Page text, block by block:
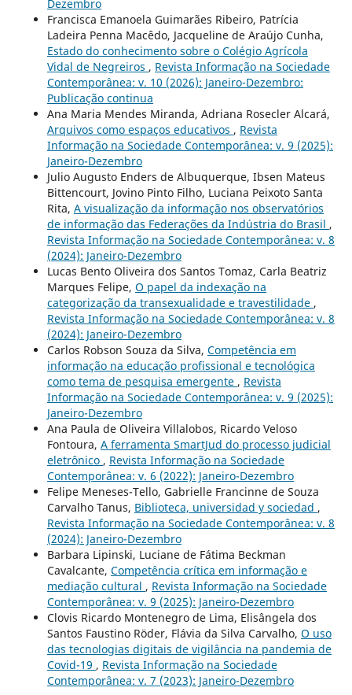
Dezembro
Francisca Emanoela Guimarães Ribeiro, Patrícia
Ladeira Penna Macêdo, Jacqueline de Araújo Cunha,
Estado do conhecimento sobre o Colégio Agrícola
Vidal de Negreiros , Revista Informação na Sociedade
Contemporânea: v. 10 (2026): Janeiro-Dezembro:
Publicação continua
Ana Maria Mendes Miranda, Adriana Rosecler Alcará,
Arquivos como espaços educativos , Revista
Informação na Sociedade Contemporânea: v. 9 (2025):
Janeiro-Dezembro
Julio Augusto Enders de Albuquerque, Ibsen Mateus
Bittencourt, Jovino Pinto Filho, Luciana Peixoto Santa
Rita, A visualização da informação nos observatórios
de informação das Federações da Indústria do Brasil ,
Revista Informação na Sociedade Contemporânea: v. 8
(2024): Janeiro-Dezembro
Lucas Bento Oliveira dos Santos Tomaz, Carla Beatriz
Marques Felipe, O papel da indexação na
categorização da transexualidade e travestilidade ,
Revista Informação na Sociedade Contemporânea: v. 8
(2024): Janeiro-Dezembro
Carlos Robson Souza da Silva, Competência em
informação na educação profissional e tecnológica
como tema de pesquisa emergente , Revista
Informação na Sociedade Contemporânea: v. 9 (2025):
Janeiro-Dezembro
Ana Paula de Oliveira Villalobos, Ricardo Veloso
Fontoura, A ferramenta SmartJud do processo judicial
eletrônico , Revista Informação na Sociedade
Contemporânea: v. 6 (2022): Janeiro-Dezembro
Felipe Meneses-Tello, Gabrielle Francinne de Souza
Carvalho Tanus, Biblioteca, universidad y sociedad ,
Revista Informação na Sociedade Contemporânea: v. 8
(2024): Janeiro-Dezembro
Barbara Lipinski, Luciane de Fátima Beckman
Cavalcante, Competência crítica em informação e
mediação cultural , Revista Informação na Sociedade
Contemporânea: v. 9 (2025): Janeiro-Dezembro
Clovis Ricardo Montenegro de Lima, Elisângela dos
Santos Faustino Röder, Flávia da Silva Carvalho, O uso
das tecnologias digitais de vigilância na pandemia de
Covid-19 , Revista Informação na Sociedade
Contemporânea: v. 7 (2023): Janeiro-Dezembro